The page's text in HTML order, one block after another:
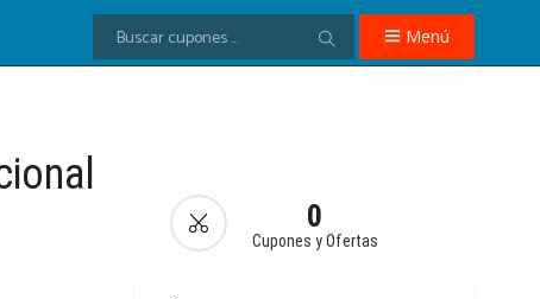
Menú
0
Cupones y Ofertas